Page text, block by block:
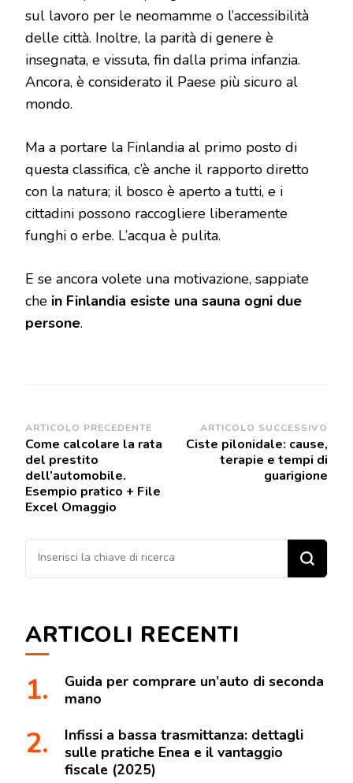
sul lavoro per le neomamme o l’accessibilità
delle città. Inoltre, la parità di genere è
insegnata, e vissuta, fin dalla prima infanzia.
Ancora, è considerato il Paese più sicuro al
mondo.
Ma a portare la Finlandia al primo posto di
questa classifica, c’è anche il rapporto diretto
con la natura; il bosco è aperto a tutti, e i
cittadini possono raccogliere liberamente
funghi o erbe. L’acqua è pulita.
E se ancora volete una motivazione, sappiate
che in Finlandia esiste una sauna ogni due
persone.
Navigazione
articoli
ARTICOLO PRECEDENTE
Come calcolare la rata
del prestito
dell’automobile.
Esempio pratico + File
Excel Omaggio
ARTICOLO SUCCESSIVO
Ciste pilonidale: cause,
terapie e tempi di
guarigione
Cerchi
qualcosa?
ARTICOLI RECENTI
Guida per comprare un’auto di seconda
mano
Infissi a bassa trasmittanza: dettagli
sulle pratiche Enea e il vantaggio
fiscale (2025)